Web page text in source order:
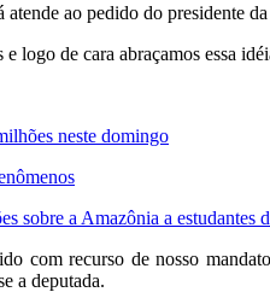
ao pedido do presidente
logo de cara abraçamos essa
neste domingo
a Amazônia a estudantes
com recurso de nosso
a deputada.